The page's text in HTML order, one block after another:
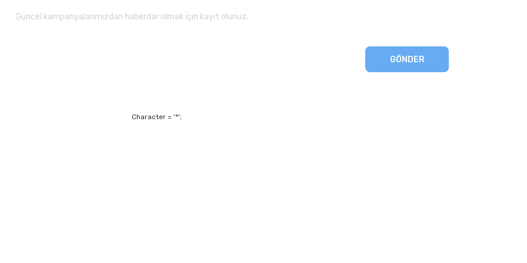
Güncel kampanyalarımızdan haberdar olmak için kayıt olunuz.
GÖNDER
Character = '*';